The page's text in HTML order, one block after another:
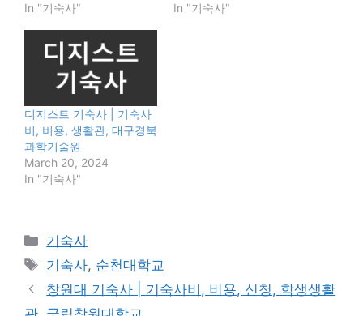
In "기숙사"
In "기숙사"
디지스트 기숙사 | 기숙사
비, 비용, 생활관, 대구경북
과학기술원
March 20, 2024
In "기숙사"
Categories
기숙사
Tags
기숙사, 순천대학교
창원대 기숙사 | 기숙사비, 비용, 신청, 학생생활